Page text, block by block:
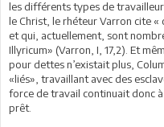
les différents types de
le Christ, le rhéteur Varron cite «
et qui, actuellement, sont
Illyricum» (Varron, I, 17,2). Et
pour dettes n’existait plus,
«liés», travaillant avec des
force de travail continuait donc
prêt.